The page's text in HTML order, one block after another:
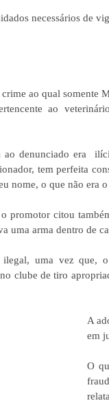
necessários de
ao qual somente
ao
denunciado era
tem perfeita
nome, o que não era
promotor citou
uma arma dentro de
uma vez que,
clube de tiro
A
em
O